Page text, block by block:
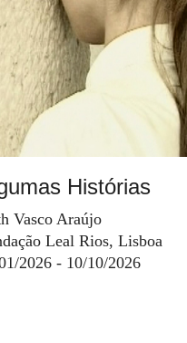
Histórias
Vasco Araújo
Leal Rios, Lisboa
2026 - 10/10/2026